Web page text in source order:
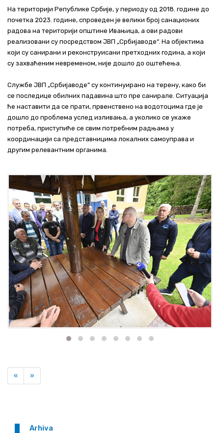
​На територији Републике Србије, у периоду од 2018. године до
почетка 2023. године, спроведен је велики број санационих
радова на територији општине Ивањица, а ови радови
реализовани су посредством ЈВП „Србијаводе“. На објектима
који су санирани и реконструисани претходних година, а који
су захваћеним невременом, није дошло до оштећења.
​Службе ЈВП „Србијаводе” су континуирано на терену, како би
се последице обилних падавина што пре санирале. Ситуација
ће наставити да се прати, првенствено на водотоцима где је
дошло до проблема услед изливања, а уколико се укаже
потреба, приступиће се свим потребним радњама у
координацији са представницима локалних самоуправа и
другим релевантним органима.
«Previous
»
Arhiva